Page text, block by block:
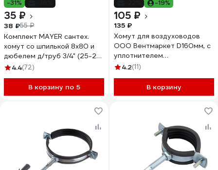
-31%
35 ₽
38 ₽55 ₽
Комплект MAYER сантех.
хомут со шпилькой 8x80 и
дюбелем д/труб 3/4" (25-28
мм), гайка М8 14 0034 1/14
4.4(72)
В корзину по 5
-19%
105 ₽
135 ₽
Хомут для воздуховодов
ООО Вентмаркет D160мм, с
уплотнителем
VD/DOP/HU160
4.2(11)
В корзину